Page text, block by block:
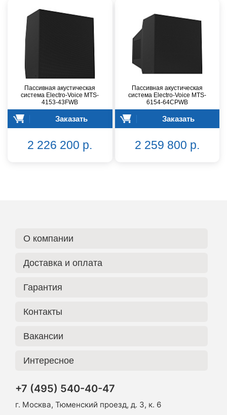
Пассивная акустическая
система Electro-Voice MTS-
4153-43FWB
Заказать
2 226 200 р.
Пассивная акустическая
система Electro-Voice MTS-
6154-64CPWB
Заказать
2 259 800 р.
О компании
Доставка и оплата
Гарантия
Контакты
Вакансии
Интересное
+7 (495) 540-40-47
г. Москва, Тюменский проезд, д. 3, к. 6